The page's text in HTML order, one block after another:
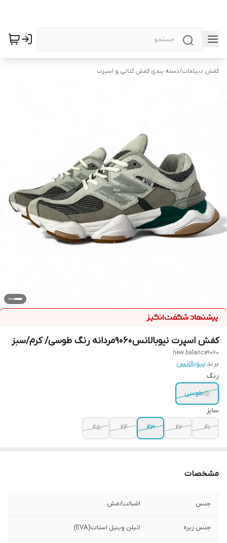
کفش دیپلمات/دسته بندی کفش کتانی و اسپرت
کفش اسپرت نیوبالانس9060مردانه رنگ طوسی/ کرم/سبز
new balance9060
برند:نیوبالانس
رنگ
طوسی
سایز
41
42
43
44
45
مشخصات
جنس اشبالت/مش
جنس زیره اتیلن وینیل استات(EVA)